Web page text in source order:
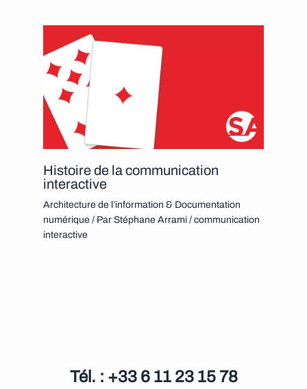
Histoire de la communication
interactive
Architecture de l’information & Documentation
numérique / ParStéphane Arrami /communication
interactive
Tél. : +33 6 11 23 15 78